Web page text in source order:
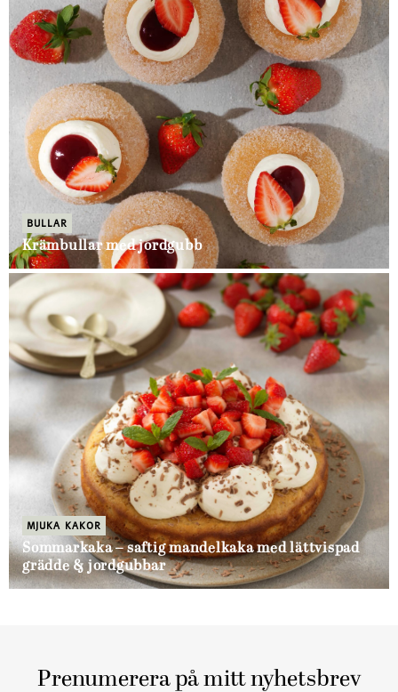
BULLAR
Krämbullar med jordgubb
MJUKA KAKOR
Sommarkaka – saftig mandelkaka med lättvispad
grädde & jordgubbar
Prenumerera på mitt nyhetsbrev